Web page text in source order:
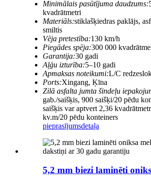
Minimālais pasūtījuma daudzums:
kvadrātmetri
Materiāls:stiklašķiedras paklājs,
smiltis
Vēja pretestība:130 km/h
Piegādes spēja:300 000
Garantija:30 gadi
Aļģu izturība:5–10 gadi
Apmaksas noteikumi:L/C
Ports:Xingang, Ķīna
Zilā asfalta jumta šindeļu
gab./saišķis, 900 saišķi/20 pēdu
saišķis var aptvert 2,36
kv.m/20 pēdu konteiners
pieprasījumsdetaļa
5,2 mm biezi laminēti